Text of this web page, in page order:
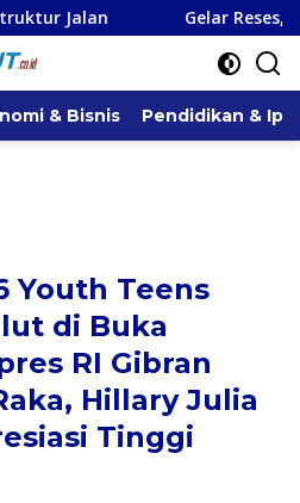
Gelar Reses, Pimpinan dan
& Bisnis Pendidikan &
Youth Teens
di Buka
RI Gibran
Hillary Julia
Tinggi